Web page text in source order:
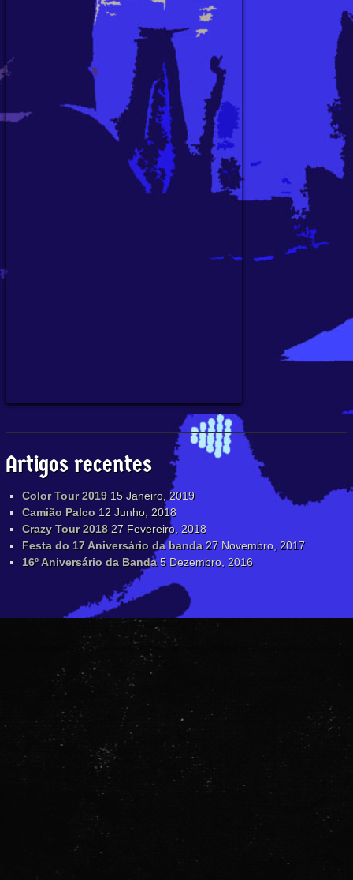
Artigos recentes
Color Tour 2019 15 Janeiro, 2019
Camião Palco 12 Junho, 2018
Crazy Tour 2018 27 Fevereiro, 2018
Festa do 17 Aniversário da banda 27 Novembro, 2017
16º Aniversário da Banda 5 Dezembro, 2016